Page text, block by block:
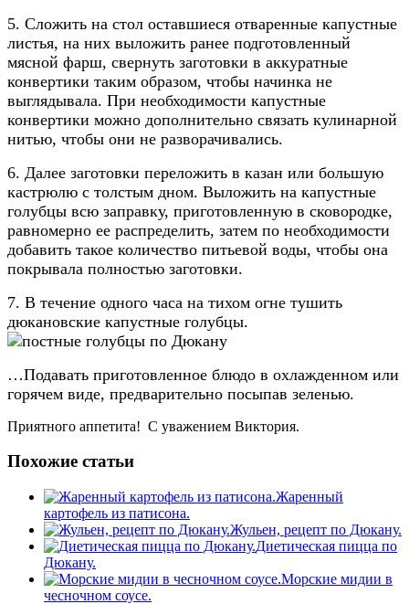
5. Сложить на стол оставшиеся отваренные капустные
листья, на них выложить ранее подготовленный
мясной фарш, свернуть заготовки в аккуратные
конвертики таким образом, чтобы начинка не
выглядывала. При необходимости капустные
конвертики можно дополнительно связать кулинарной
нитью, чтобы они не разворачивались.
6. Далее заготовки переложить в казан или большую
кастрюлю с толстым дном. Выложить на капустные
голубцы всю заправку, приготовленную в сковородке,
равномерно ее распределить, затем по необходимости
добавить такое количество питьевой воды, чтобы она
покрывала полностью заготовки.
7. В течение одного часа на тихом огне тушить
дюкановские капустные голубцы.
…Подавать приготовленное блюдо в охлажденном или
горячем виде, предварительно посыпав зеленью.
Приятного аппетита! С уважением Виктория.
Похожие статьи
Жаренный
картофель из патисона.
Жульен, рецепт по Дюкану.
Диетическая пицца по
Дюкану.
Морские мидии в
чесночном соусе.